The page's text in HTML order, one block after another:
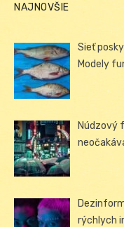
NAJNOVŠIE
Sieť
Modely
Núdzový
rýchlych